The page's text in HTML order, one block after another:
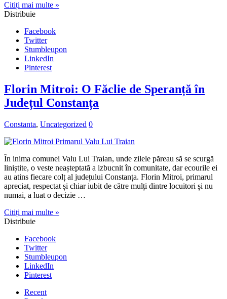
Citiți mai multe »
Distribuie
Facebook
Twitter
Stumbleupon
LinkedIn
Pinterest
Florin Mitroi: O Făclie de Speranță în
Județul Constanța
Constanta, Uncategorized 0
În inima comunei Valu Lui Traian, unde zilele păreau să se scurgă
liniștite, o veste neașteptată a izbucnit în comunitate, dar ecourile ei
au atins fiecare colț al județului Constanța. Florin Mitroi, primarul
apreciat, respectat și chiar iubit de către mulți dintre locuitori și nu
numai, a luat o decizie …
Citiți mai multe »
Distribuie
Facebook
Twitter
Stumbleupon
LinkedIn
Pinterest
Recent